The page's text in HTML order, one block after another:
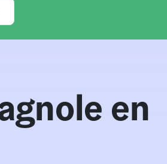
en